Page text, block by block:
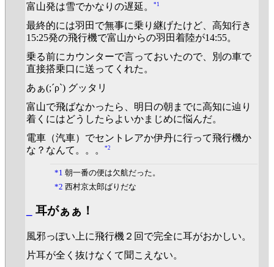
富山発は雪でかなりの遅延。 *1
最終的には羽田で無事に乗り継げたけど、高知行き
15:25発の飛行機で富山からの羽田着陸が14:55。
乗る前にカウンターで言っておいたので、別の車で
直接搭乗口に送ってくれた。
あぁ(;´ρ`) グッタリ
富山で飛ばなかったら、明日の朝までに高知に辿り
着くにはどうしたらよいかまじめに悩んだ。
電車（汽車）でセントレアか伊丹に行って飛行機か
な？なんて。。。
*2
*1 朝一番の便は欠航だった。
*2 西村京太郎ばりだな
耳がぁぁ！
風邪っぽい上に飛行機２回で完全に耳がおかしい。
片耳が全く抜けなくて聞こえない。